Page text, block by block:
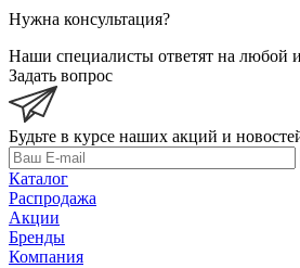
Нужна консультация?
Наши специалисты ответят на любой
Задать вопрос
Будьте в курсе наших акций и
Каталог
Распродажа
Акции
Бренды
Компания